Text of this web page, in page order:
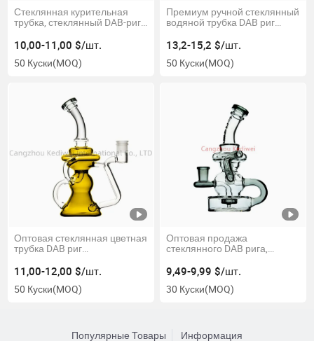
Стеклянная курительная
трубка, стеклянный DAB-риг,
перколятором
10,00-11,00 $/шт.
50 Куски(MOQ)
Премиум ручной стеклянный
водяной трубка DAB риг
13,2-15,2 $/шт.
50 Куски(MOQ)
Оптовая стеклянная цветная
трубка DAB риг
перколятором с
отверстиями
11,00-12,00 $/шт.
50 Куски(MOQ)
Оптовая продажа
стеклянного DAB рига,
труба-рекайлер
9,49-9,99 $/шт.
30 Куски(MOQ)
Популярные Товары Информация